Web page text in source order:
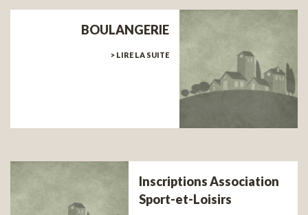
BOULANGERIE
> LIRE LA SUITE
Inscriptions Association
Sport-et-Loisirs